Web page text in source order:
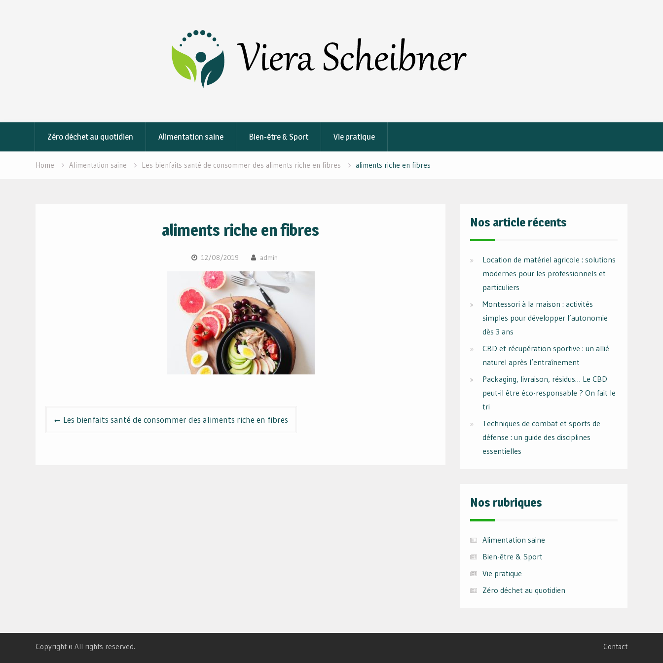
Zéro déchet au quotidien Alimentation saine Bien-être & Sport Vie pratique
Home Alimentation saine Les bienfaits santé de consommer des aliments riche en fibres aliments riche en fibres
aliments riche en fibres
12/08/2019 admin
Navigation
Les bienfaits santé de consommer des aliments riche en fibres
Nos article récents
Location de matériel agricole : solutions
modernes pour les professionnels et
particuliers
Montessori à la maison : activités
simples pour développer l’autonomie
dès 3 ans
CBD et récupération sportive : un allié
naturel après l’entraînement
Packaging, livraison, résidus… Le CBD
peut-il être éco-responsable ? On fait le
tri
Techniques de combat et sports de
défense : un guide des disciplines
essentielles
Nos rubriques
Alimentation saine
Bien-être & Sport
Vie pratique
Zéro déchet au quotidien
Copyright © All rights reserved. Contact